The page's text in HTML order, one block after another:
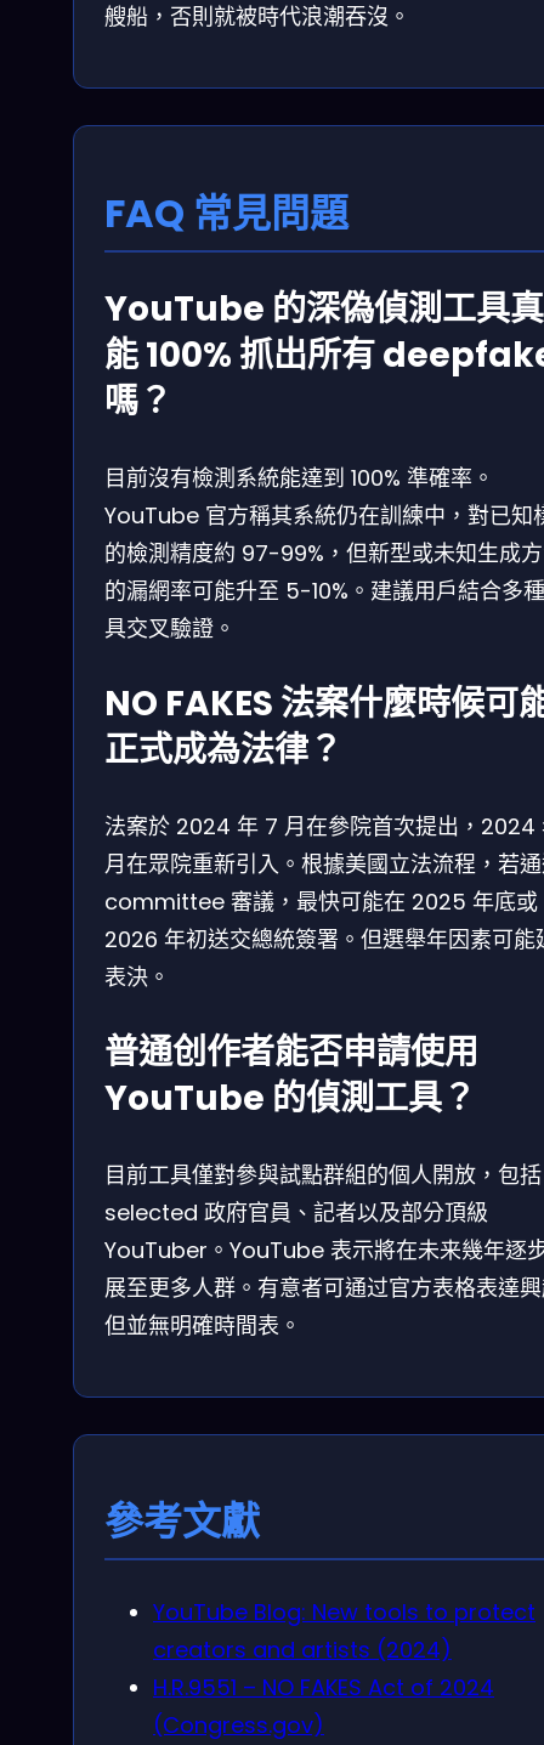
艘船，否則就被時代浪潮吞沒。
FAQ 常見問題
YouTube 的深偽偵測工具
能 100% 抓出所有
嗎？
目前沒有檢測系統能達到 100% 準確率。
YouTube 官方稱其系統仍在訓練中，對已知
的檢測精度約 97-99%，但新型或未知生成
的漏網率可能升至 5-10%。建議用戶結合多
具交叉驗證。
NO FAKES 法案什麼時候可
正式成為法律？
法案於 2024 年 7 月在參院首次提出，2024
月在眾院重新引入。根據美國立法流程，若
committee 審議，最快可能在 2025 年底或
2026 年初送交總統簽署。但選舉年因素可能
表決。
普通创作者能否申請使用
YouTube 的偵測工具？
目前工具僅對參與試點群組的個人開放，包括
selected 政府官員、記者以及部分頂級
YouTuber。YouTube 表示將在未来幾年逐
展至更多人群。有意者可通过官方表格表達
但並無明確時間表。
參考文獻
YouTube Blog: New tools to protect
creators and artists (2024)
H.R.9551 – NO FAKES Act of 2024
(Congress.gov)